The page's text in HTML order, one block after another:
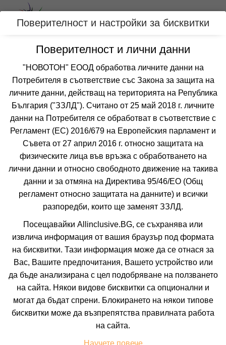
Вход
Категории
Оферти със самолетен транспорт за
АКАБА, ЙОРДАНИЯ
Още курорти Филтри
 Сортирай по:
ALMARSA VILLAGE RESORT
(от 0 мнения на клиенти)
Поверителност и настройки за бисквитки
Поверителност и лични данни
"НОВОТОН" ЕООД обработва личните данни на
Потребителя в съответствие със Закона за защита на
личните данни, действащ на територията на Република
България ("ЗЗЛД"). Считано от 25 май 2018 г. личните
данни на Потребителя се обработват в съответствие с
Регламент (ЕС) 2016/679 на Европейския парламент и
Съвета от 27 април 2016 г. относно защитата на
физическите лица във връзка с обработването на
лични данни и относно свободното движение на такива
данни и за отмяна на Директива 95/46/EО (Общ
регламент относно защитата на данните) и всички
разпоредби, които ще заменят ЗЗЛД.
Посещавайки Allinclusive.BG, се съхранява или
извлича информация от вашия браузър под формата
на бисквитки. Тази информация може да се отнася за
Вас, Вашите предпочитания, Вашето устройство или
да бъде анализирана с цел подобряване на ползването
на сайта. Някои видове бисквитки са опционални и
могат да бъдат спрени. Блокирането на някои типове
бисквитки може да възпрепятства правилната работа
на сайта.